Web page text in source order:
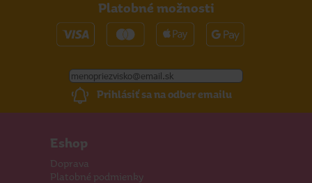
Platobné možnosti
Prihlásiť sa na odber emailu
Eshop
Doprava
Platobné podmienky